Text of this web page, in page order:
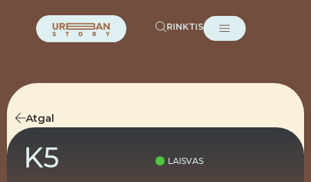
RINKTIS
Atgal
K5 LAISVAS